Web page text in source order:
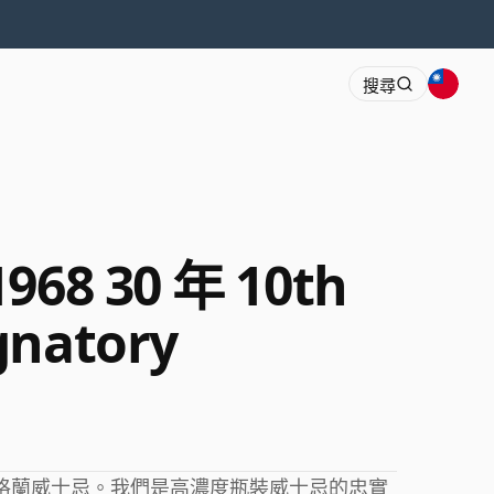
搜尋
30 年 10th
威士忌。我們是高濃度瓶裝威士忌的忠實